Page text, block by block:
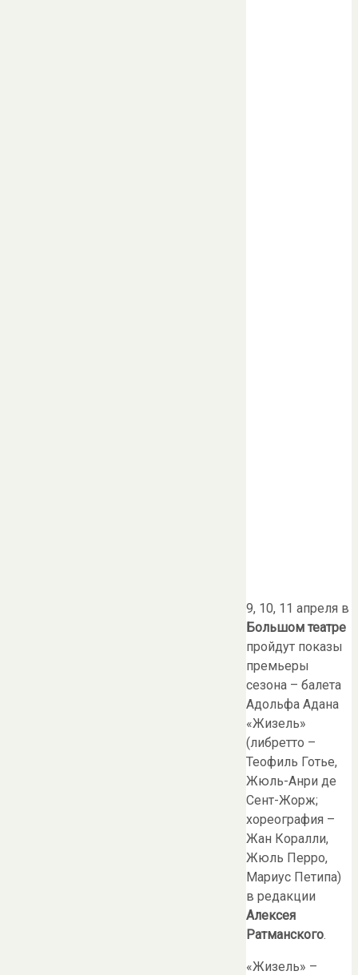
9, 10, 11 апреля в
Большом театре
пройдут показы
премьеры
сезона – балета
Адольфа Адана
«Жизель»
(либретто –
Теофиль Готье,
Жюль-Анри де
Сент-Жорж;
хореография –
Жан Коралли,
Жюль Перро,
Мариус Петипа)
в редакции
Алексея
Ратманского.
«Жизель» –